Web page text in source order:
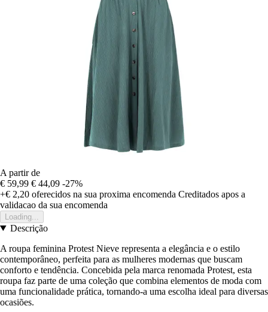
A partir de
€ 59,99 € 44,09 -27%
+€ 2,20 oferecidos na sua proxima encomenda Creditados apos a
validacao da sua encomenda
Loading...
Descrição
A roupa feminina Protest Nieve representa a elegância e o estilo
contemporâneo, perfeita para as mulheres modernas que buscam
conforto e tendência. Concebida pela marca renomada Protest, esta
roupa faz parte de uma coleção que combina elementos de moda com
uma funcionalidade prática, tornando-a uma escolha ideal para diversas
ocasiões.